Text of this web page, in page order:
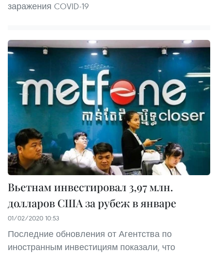
заражения COVID-19
Вьетнам инвестировал 3,97 млн.
долларов США за рубеж в январе
01/02/2020 10:53
Последние обновления от Агентства по
иностранным инвестициям показали, что